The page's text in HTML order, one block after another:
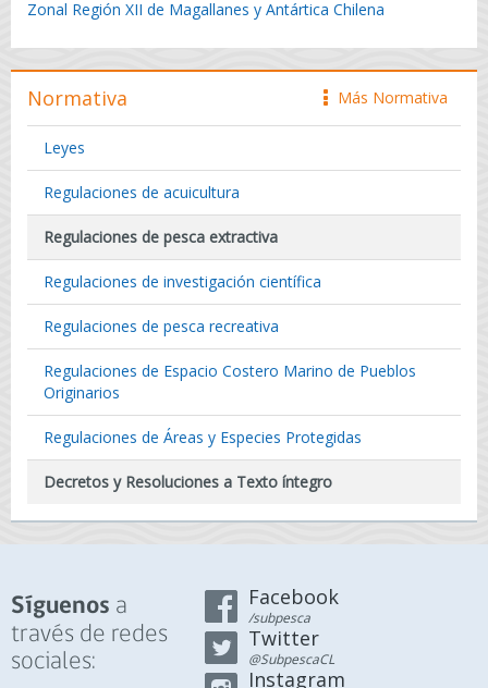
Zonal Región XII de Magallanes y Antártica Chilena
icono
Más Normativa
Normativa
Leyes
Regulaciones de acuicultura
Regulaciones de pesca extractiva
Regulaciones de investigación científica
Regulaciones de pesca recreativa
Regulaciones de Espacio Costero Marino de Pueblos
Originarios
Regulaciones de Áreas y Especies Protegidas
Decretos y Resoluciones a Texto íntegro
Síguenos a
través de redes
sociales:
Facebook
/subpesca
Twitter
@SubpescaCL
Instagram